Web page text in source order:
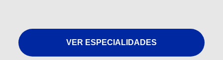
VER ESPECIALIDADES